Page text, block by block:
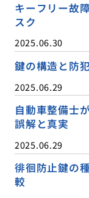
キーフリー故
スク
2025.06.30
鍵の構造と防
2025.06.29
自動車整備士
誤解と真実
2025.06.29
徘徊防止鍵の
較